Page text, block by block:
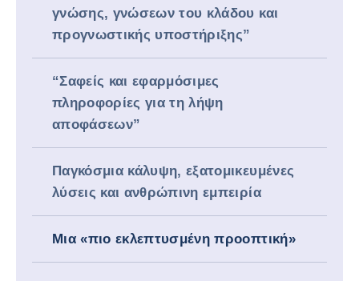
γνώσης, γνώσεων του κλάδου και
προγνωστικής υποστήριξης”
“Σαφείς και εφαρμόσιμες
πληροφορίες για τη λήψη
αποφάσεων”
Παγκόσμια κάλυψη, εξατομικευμένες
λύσεις και ανθρώπινη εμπειρία
Μια «πιο εκλεπτυσμένη προοπτική»